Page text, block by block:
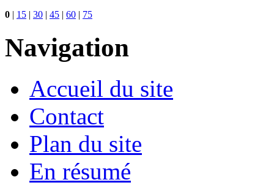
0 | 15 | 30 | 45 | 60 | 75
Navigation
Accueil du site
Contact
Plan du site
En résumé